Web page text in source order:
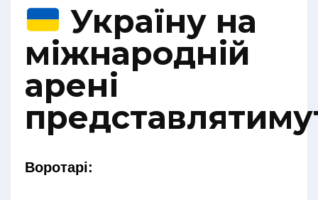
Україну на
міжнародній
арені
Воротарі: